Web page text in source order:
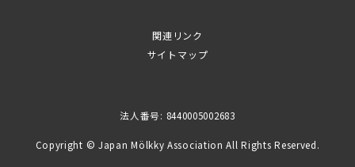
関連リンク
サイトマップ
法人番号: 8440005002683
Copyright © Japan Mölkky Association All Rights Reserved.